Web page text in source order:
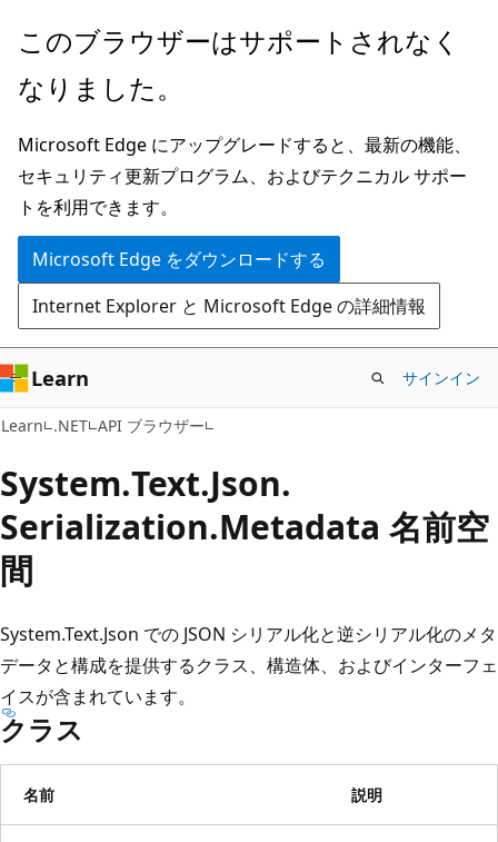
メ
ン
ン
テ
ン
ツ
に
ス
キ
ッ
プ
ペ
ジ
ナ
ビ
ゲ
ー
シ
ョ
ン
に
ス
キ
プ
このブラウザーはサポートされなく
なりました。
Microsoft Edge にアップグレードすると、最新の機能、
セキュリティ更新プログラム、およびテクニカル サポー
トを利用できます。
Microsoft Edge をダウンロードする
Internet Explorer と Microsoft Edge の詳細情報
Learn サインイン
Learn .NET API ブラウザー
System.Text.Json.
Serialization.Metadata 名前空
間
System.Text.Json での JSON シリアル化と逆シリアル化のメタ
データと構成を提供するクラス、構造体、およびインターフェ
イスが含まれています。
クラス
名前 説明